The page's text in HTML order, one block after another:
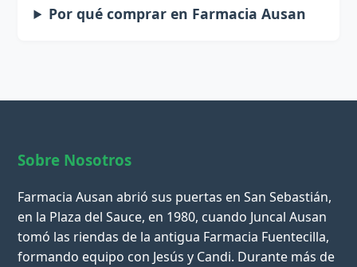
Por qué comprar en Farmacia Ausan
Sobre Nosotros
Farmacia Ausan abrió sus puertas en San Sebastián,
en la Plaza del Sauce, en 1980, cuando Juncal Ausan
tomó las riendas de la antigua Farmacia Fuentecilla,
formando equipo con Jesús y Candi. Durante más de